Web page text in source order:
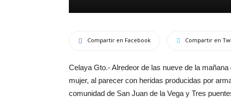
Compartir en Facebook Compartir en
Celaya Gto.- Alredeor de las nueve de la
mujer, al parecer con heridas producidas por
comunidad de San Juan de la Vega y Tres